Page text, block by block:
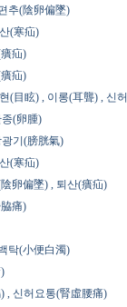
추(陰卵偏墜)
(寒疝)
疝)
疝)
(目眩) 이롱(耳聾)
신
종(卵腫)
광기(膀胱氣)
(寒疝)
卵偏墜)
퇴산(㿉疝)
痛)
탁(小便白濁)
신허요통(腎虛腰痛)